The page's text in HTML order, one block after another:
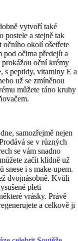
vytvoří také
postele a stejně tak
očního okolí ošetřete
pod očima předejít a
oční krémy
s peptidy, vitaminy E a
už se zmíněnou
můžete ráno kruhy
samozřejmě nejen
se v různých
se vám snadno
začít klidně už
snese i s make-upem.
dvojnásobně. Kvůli
pleti
vrásky. Právě
a celkově ji